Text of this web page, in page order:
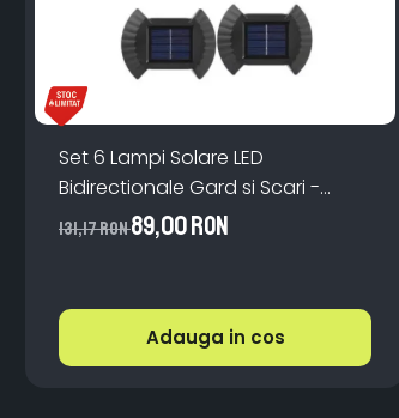
Set 6 Lampi Solare LED
Bidirectionale Gard si Scari -
200mAh, IP65, Alb Cald, Senzor
131,17 RON89,00 RON
Adauga in cos